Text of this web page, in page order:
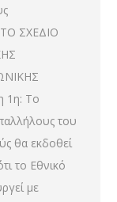
ΣΧΕΔΙΟ
Το
του
θα εκδοθεί
το Εθνικό
με